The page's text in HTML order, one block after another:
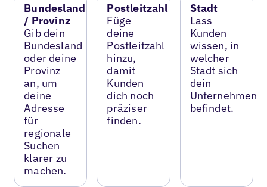
Bundesland
/ Provinz
Gib dein
Bundesland
oder deine
Provinz
an, um
deine
Adresse
für
regionale
Suchen
klarer zu
machen.
Postleitzahl
Füge
deine
Postleitzahl
hinzu,
damit
Kunden
dich noch
präziser
finden.
Stadt
Lass
Kunden
wissen, in
welcher
Stadt sich
dein
Unternehmen
befindet.